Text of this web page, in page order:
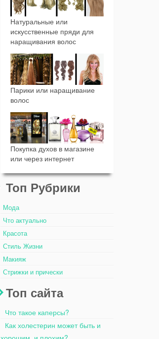
Натуральные или
искусственные пряди для
наращивания волос
Парики или наращивание
волос
Покупка духов в магазине
или через интернет
Топ Рубрики
Мода
Что актуально
Красота
Стиль Жизни
Макияж
Стрижки и прически
Топ сайта
Что такое каперсы?
Как холестерин может быть и